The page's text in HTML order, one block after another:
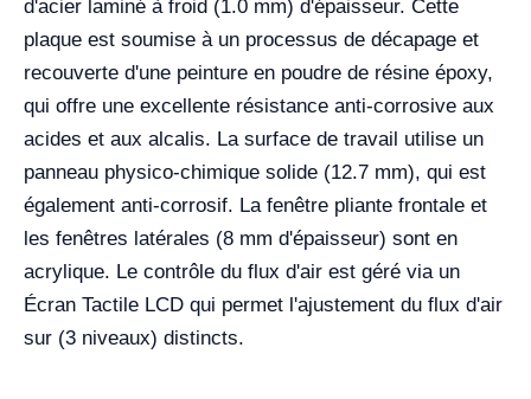
d'acier laminé à froid (1.0 mm) d'épaisseur. Cette
plaque est soumise à un processus de décapage et
recouverte d'une peinture en poudre de résine époxy,
qui offre une excellente résistance anti-corrosive aux
acides et aux alcalis. La surface de travail utilise un
panneau physico-chimique solide (12.7 mm), qui est
également anti-corrosif. La fenêtre pliante frontale et
les fenêtres latérales (8 mm d'épaisseur) sont en
acrylique. Le contrôle du flux d'air est géré via un
Écran Tactile LCD qui permet l'ajustement du flux d'air
sur (3 niveaux) distincts.